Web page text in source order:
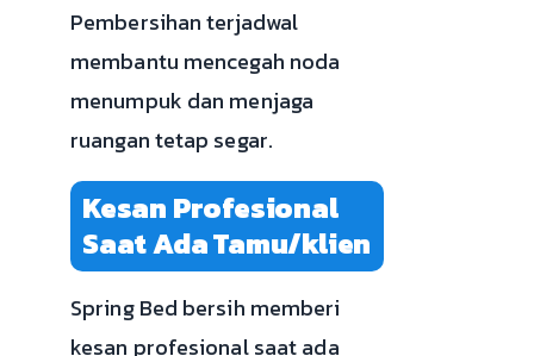
Pembersihan terjadwal
membantu mencegah noda
menumpuk dan menjaga
ruangan tetap segar.
Kesan Profesional
Saat Ada Tamu/klien
Spring Bed bersih memberi
kesan profesional saat ada